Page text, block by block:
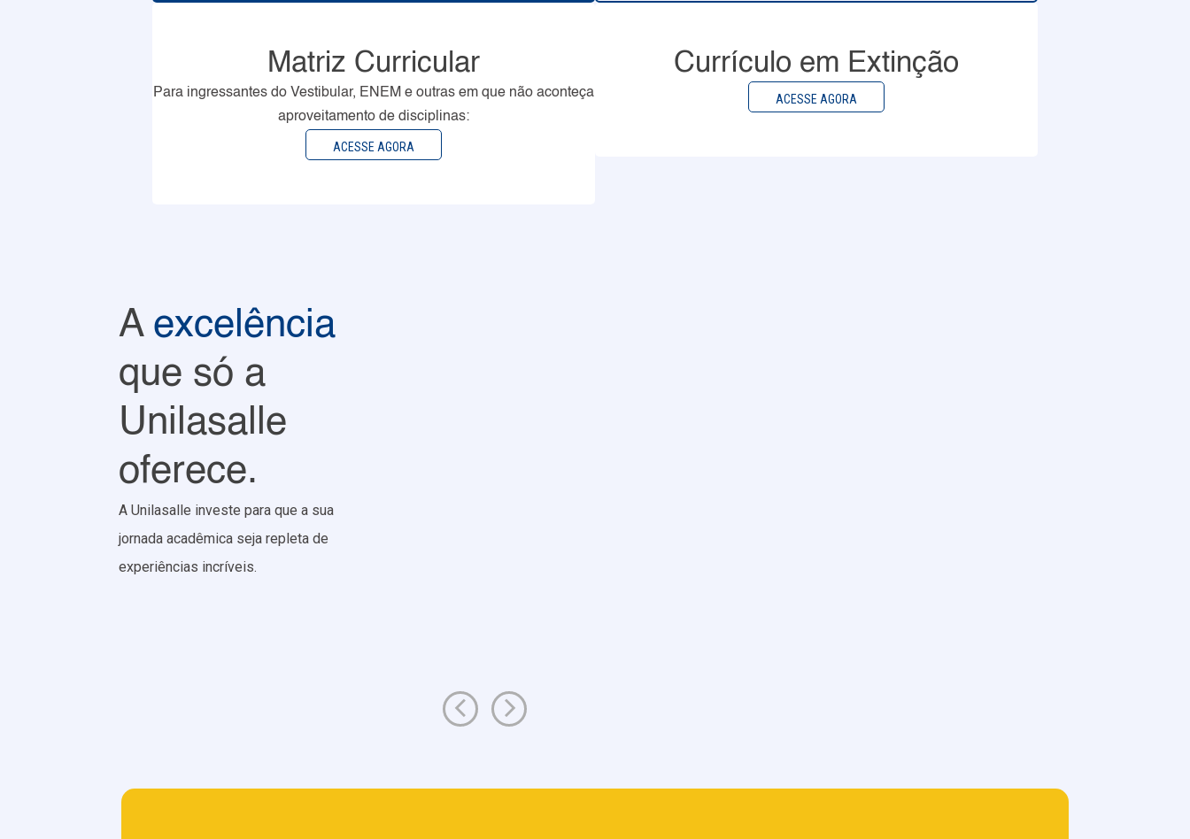
Matriz Curricular
Para ingressantes do Vestibular, ENEM e outras em que não aconteça
aproveitamento de disciplinas:
ACESSE AGORA
Currículo em Extinção
ACESSE AGORA
A excelência
que só a
Unilasalle
oferece.
A Unilasalle investe para que a sua
jornada acadêmica seja repleta de
experiências incríveis.